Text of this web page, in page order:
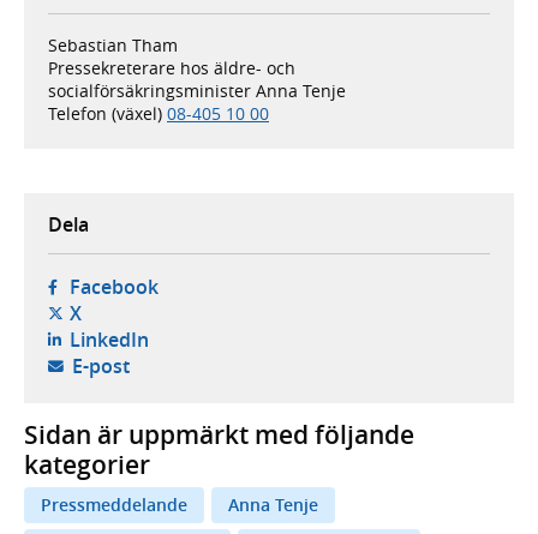
Sebastian Tham
Pressekreterare hos äldre- och
socialförsäkringsminister Anna Tenje
Telefon (växel) 08-405 10 00
Dela
Facebook- öppnas i ny flik, extern webbplats,
X- öppnas i ny flik, extern webbplats,
LinkedIn- öppnas i ny flik, extern webbplats,
E-post- öppnar din e-postklient,
Sidan är uppmärkt med följande
kategorier
Pressmeddelande
Anna Tenje